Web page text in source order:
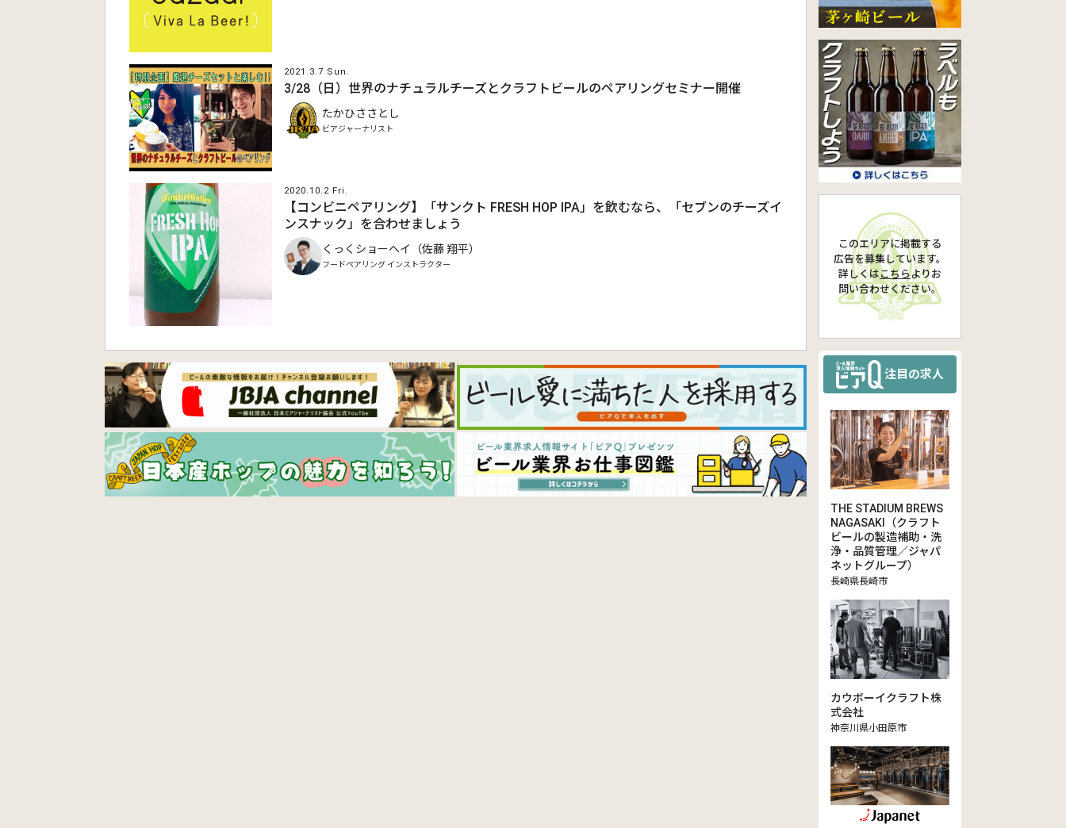
2021.3.7 Sun.
3/28（日）世界のナチュラルチーズとクラフトビールのペアリングセミナー開催
たかひささとし
ビアジャーナリスト
2020.10.2 Fri.
【コンビニペアリング】「サンクト FRESH HOP IPA」を飲むなら、「セブンのチーズイ
ンスナック」を合わせましょう
くっくショーヘイ（佐藤 翔平）
フードペアリング インストラクター
このエリアに掲載する
広告を募集しています。
詳しくは こちらより お
問い合わせください。
注目の求人
THE STADIUM BREWS
NAGASAKI（クラフト
ビールの製造補助・洗
浄・品質管理／ジャパ
ネットグループ）
長崎県長崎市
カウボーイクラフト株
式会社
神奈川県小田原市